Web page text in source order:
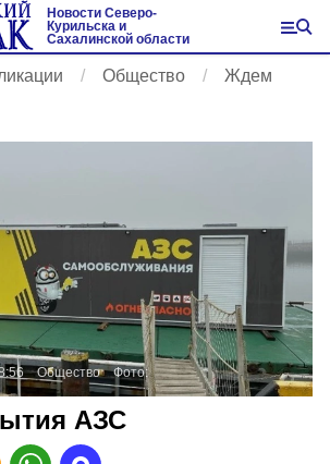
Новости Северо-
Курильска и
Сахалинской области
Общество
Ждем
Общество Фото:
АЗС